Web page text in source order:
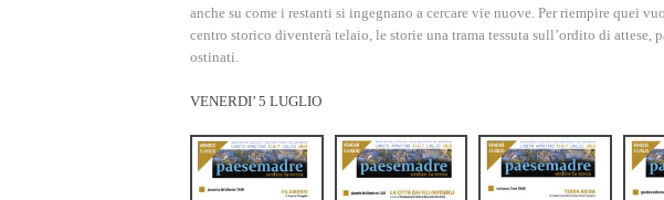
anche su come i restanti si ingegnano a cercare vie nuove. Per riempire quei
centro storico diventerà telaio, le storie una trama tessuta sull’ordito di attese,
ostinati.
VENERDI’ 5 LUGLIO